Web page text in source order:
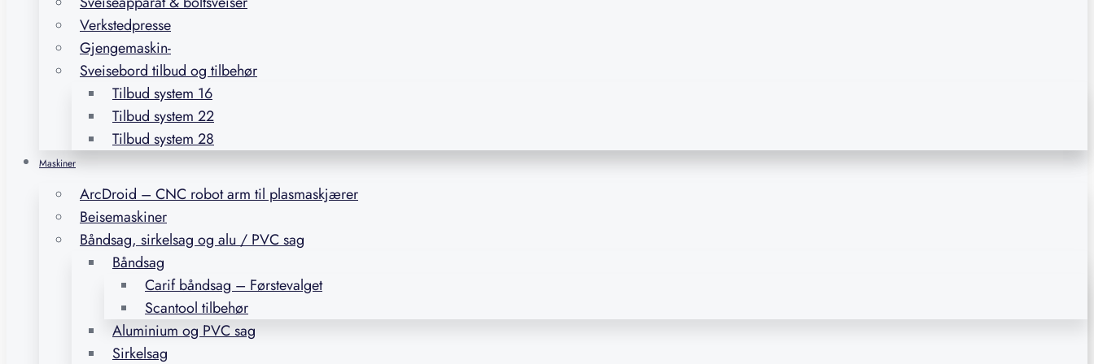
Verkstedpresse
Gjengemaskin-
Sveisebord tilbud og tilbehør
Tilbud system 16
Tilbud system 22
Tilbud system 28
Maskiner
ArcDroid – CNC robot arm til plasmaskjærer
Beisemaskiner
Båndsag, sirkelsag og alu / PVC sag
Båndsag
Carif båndsag – Førstevalget
Scantool tilbehør
Aluminium og PVC sag
Sirkelsag